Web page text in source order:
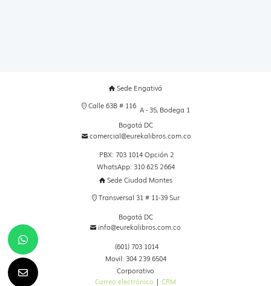
Sede Engativá
Calle 63B # 116 A - 35, Bodega 1
Bogotá DC
comercial@eurekalibros.com.co
PBX: 703 1014 Opción 2
WhatsApp: 310 625 2664
Sede Ciudad Montes
Transversal 31 # 11-39 Sur
Bogotá DC
info@eurekalibros.com.co
(601) 703 1014
Movil: 304 239 6504
Corporativo
Correo electrónico | CRM